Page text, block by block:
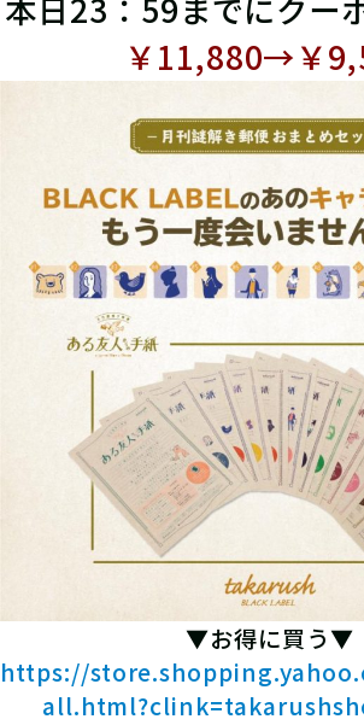
本日23：59までにクー
￥11,880→￥
▼お得に買う▼
https://